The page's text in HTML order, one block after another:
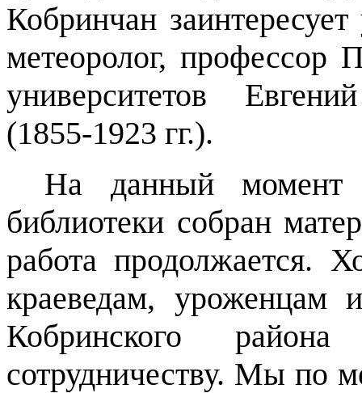
Кобринчан
метеоролог, профессор
университетов
(1855-1923 гг.).
На данный момент
библиотеки собран
работа продолжается.
краеведам,
Кобринского
сотрудничеству. Мы по